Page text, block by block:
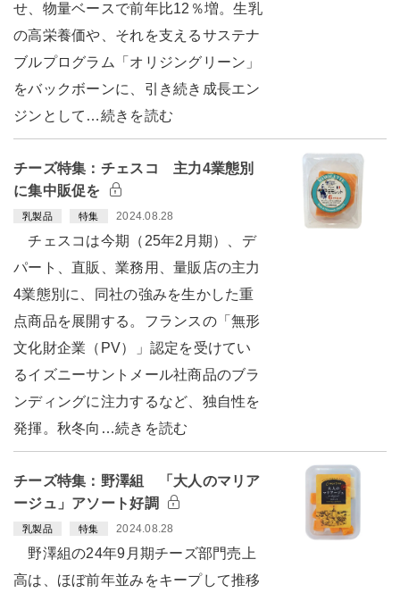
せ、物量ベースで前年比12％増。生乳
の高栄養価や、それを支えるサステナ
ブルプログラム「オリジングリーン」
をバックボーンに、引き続き成長エン
ジンとして…続きを読む
チーズ特集：チェスコ 主力4業態別
に集中販促を
乳製品 特集 2024.08.28
チェスコは今期（25年2月期）、デ
パート、直販、業務用、量販店の主力
4業態別に、同社の強みを生かした重
点商品を展開する。フランスの「無形
文化財企業（PV）」認定を受けてい
るイズニーサントメール社商品のブラ
ンディングに注力するなど、独自性を
発揮。秋冬向…続きを読む
チーズ特集：野澤組 「大人のマリア
ージュ」アソート好調
乳製品 特集 2024.08.28
野澤組の24年9月期チーズ部門売上
高は、ほぼ前年並みをキープして推移